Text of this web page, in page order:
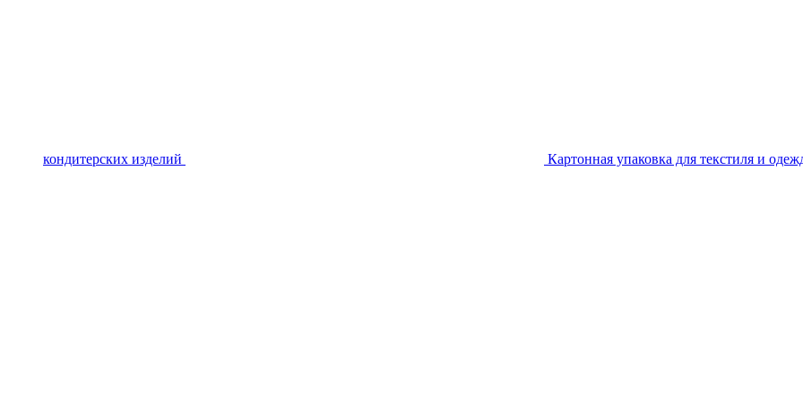
кондитерских изделий Картонная упаковка для текстиля и